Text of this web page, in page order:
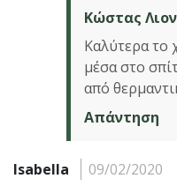
Κώστας
Καλύτερα το
μέσα στο
από
Απάντηση
Isabella
09/02/2020